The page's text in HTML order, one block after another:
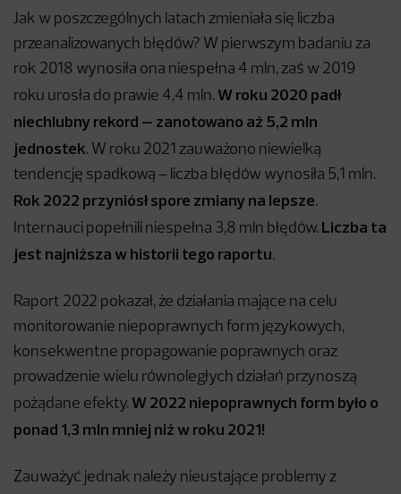
Jak w poszczególnych latach zmieniała się liczba
przeanalizowanych błędów? W pierwszym badaniu za
rok 2018 wynosiła ona niespełna 4 mln, zaś w 2019
roku urosła do prawie 4,4 mln. W roku 2020 padł
niechlubny rekord – zanotowano aż 5,2 mln
jednostek. W roku 2021 zauważono niewielką
tendencję spadkową – liczba błędów wynosiła 5,1 mln.
Rok 2022 przyniósł spore zmiany na lepsze.
Internauci popełnili niespełna 3,8 mln błędów. Liczba ta
jest najniższa w historii tego raportu.
Raport 2022 pokazał, że działania mające na celu
monitorowanie niepoprawnych form językowych,
konsekwentne propagowanie poprawnych oraz
prowadzenie wielu równoległych działań przynoszą
pożądane efekty. W 2022 niepoprawnych form było o
ponad 1,3 mln mniej niż w roku 2021!
Zauważyć jednak należy nieustające problemy z